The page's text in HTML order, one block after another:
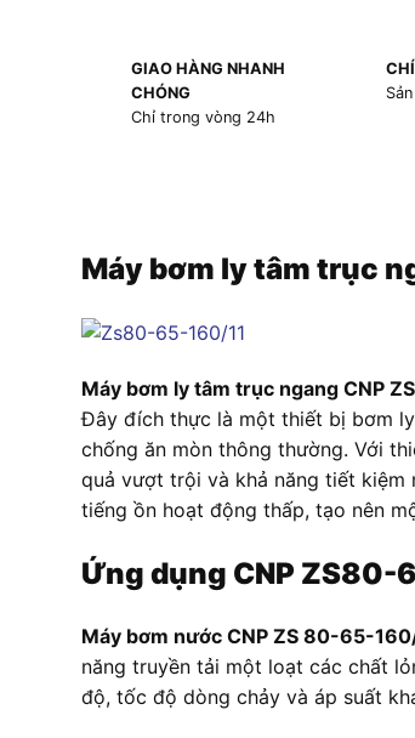
GIAO HÀNG NHANH
CHÓNG
Chỉ trong vòng 24h
Máy bơm ly tâm trục
Máy bơm ly tâm trục ngang CNP
Đây đích thực là một thiết bị bơm
chống ăn mòn thông thường. Với
quả vượt trội và khả năng tiết kiệm
tiếng ồn hoạt động thấp, tạo nên
Ứng dụng CNP ZS80-
Máy bơm nước CNP ZS 80-65-
năng truyền tải một loạt các chất
độ, tốc độ dòng chảy và áp suất